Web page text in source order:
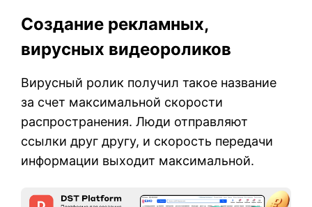
Создание рекламных,
вирусных видеороликов
Вирусный ролик получил такое название
за счет максимальной скорости
распространения. Люди отправляют
ссылки друг другу, и скорость передачи
информации выходит максимальной.